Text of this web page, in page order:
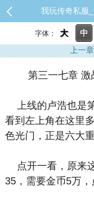
我玩传奇私服
字体： 大 中
上一章
第三一七章 激
上线的卢浩也是
看到左上角在这里
色光门，正是六大
点开一看，原来
35，需要金币5万，